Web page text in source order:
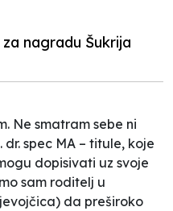
nagradu Šukrija
Ne smatram sebe ni
dr. spec MA – titule, koje
dopisivati uz svoje
sam roditelj u
da preširoko